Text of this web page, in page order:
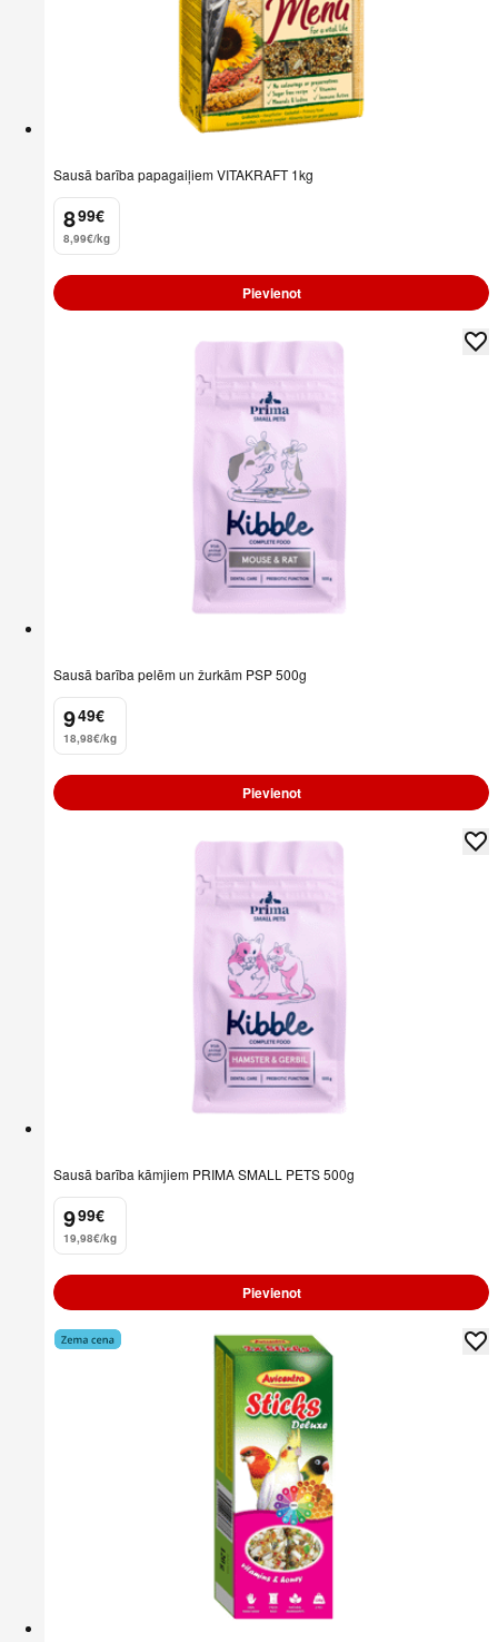
Sausā barība papagaiļiem VITAKRAFT 1kg
8
. 99€
8,99€/kg
Pievienot
Sausā barība pelēm un žurkām PSP 500g
9
. 49€
18,98€/kg
Pievienot
Sausā barība kāmjiem PRIMA SMALL PETS 500g
9
. 99€
19,98€/kg
Pievienot